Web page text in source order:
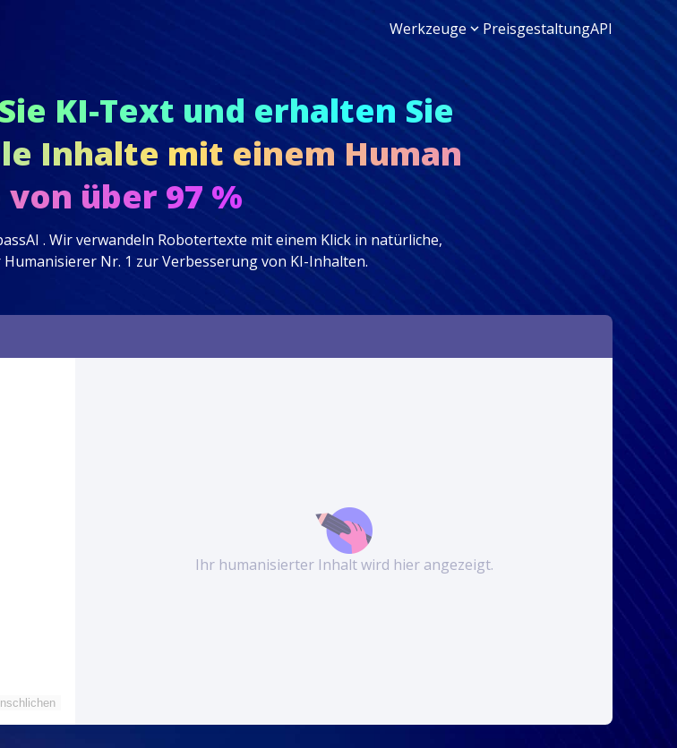
Werkzeuge PreisgestaltungAPI
KI-Text und erhalten Sie
Inhalte mit einem Human
von über 97 %
. Wir verwandeln Robotertexte mit einem Klick in natürliche,
Nr. 1 zur Verbesserung von KI-Inhalten.
Ihr humanisierter Inhalt wird hier angezeigt.